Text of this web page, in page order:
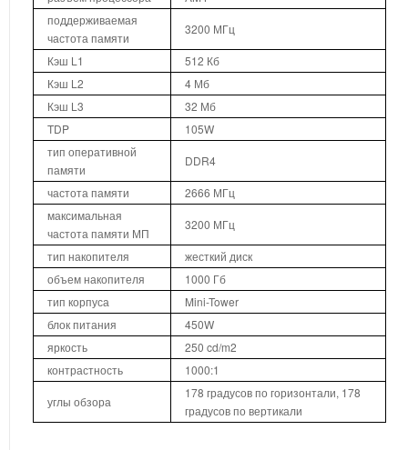
поддерживаемая
частота памяти
3200 МГц
Кэш L1
512 Кб
Кэш L2
4 Мб
Кэш L3
32 Мб
TDP
105W
тип оперативной
памяти
DDR4
частота памяти
2666 МГц
максимальная
частота памяти МП
3200 МГц
тип накопителя
жесткий диск
объем накопителя
1000 Гб
тип корпуса
Mini-Tower
блок питания
450W
яркость
250 cd/m2
контрастность
1000:1
углы обзора
178 градусов по горизонтали, 178
градусов по вертикали